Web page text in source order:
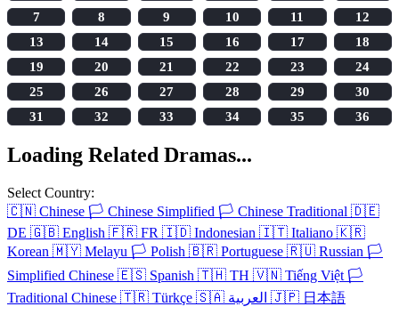
7
8 9 10 11
12
13
14 15 16 17
18
19
20 21 22 23
24
25
26 27 28 29
30
31
32 33 34 35 36
Loading Related Dramas...
Select Country:
🇨🇳 Chinese 🏳️ Chinese Simplified 🏳️ Chinese Traditional 🇩🇪
DE 🇬🇧 English 🇫🇷 FR 🇮🇩 Indonesian 🇮🇹 Italiano 🇰🇷
Korean 🇲🇾 Melayu 🏳️ Polish 🇧🇷 Portuguese 🇷🇺 Russian 🏳️
Simplified Chinese 🇪🇸 Spanish 🇹🇭 TH 🇻🇳 Tiếng Việt 🏳️
Traditional Chinese 🇹🇷 Türkçe 🇸🇦 🇯🇵 日本語